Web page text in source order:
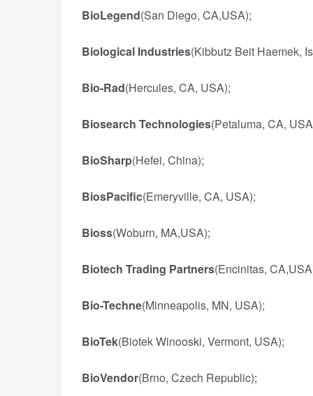
BioLegend(San Diego, CA,USA);
Biological Industries(Kibbutz Beit Haemek,
Bio-Rad(Hercules, CA, USA);
Biosearch Technologies(Petaluma, CA,
BioSharp(Hefei, China);
BiosPacific(Emeryville, CA, USA);
Bioss(Woburn, MA,USA);
Biotech Trading Partners(Encinitas,
Bio-Techne(Minneapolis, MN, USA);
BioTek(Biotek Winooski, Vermont, USA);
BioVendor(Brno, Czech Republic);